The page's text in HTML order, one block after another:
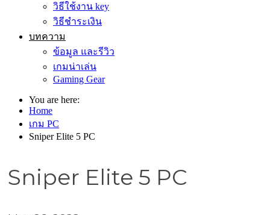
วิธีใช้งาน key
วิธีชำระเงิน
บทความ
ข้อมูล และรีวิว
เกมน่าเล่น
Gaming Gear
You are here:
Home
เกม PC
Sniper Elite 5 PC
Sniper Elite 5 PC